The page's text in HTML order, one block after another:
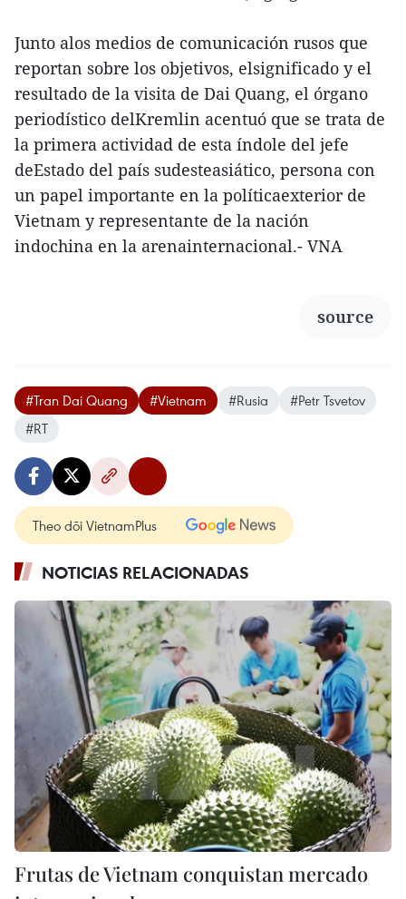
Junto alos medios de comunicación rusos que
reportan sobre los objetivos, elsignificado y el
resultado de la visita de Dai Quang, el órgano
periodístico delKremlin acentuó que se trata de
la primera actividad de esta índole del jefe
deEstado del país sudesteasiático, persona con
un papel importante en la políticaexterior de
Vietnam y representante de la nación
indochina en la arenainternacional.- VNA
source
#Tran Dai Quang #Vietnam #Rusia
#Petr Tsvetov
#RT
Theo dõi VietnamPlus
NOTICIAS RELACIONADAS
Frutas de Vietnam conquistan mercado